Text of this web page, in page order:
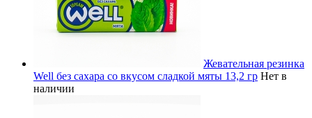
Жевательная резинка
Well без сахара со вкусом сладкой мяты 13,2 гр Нет в
наличии